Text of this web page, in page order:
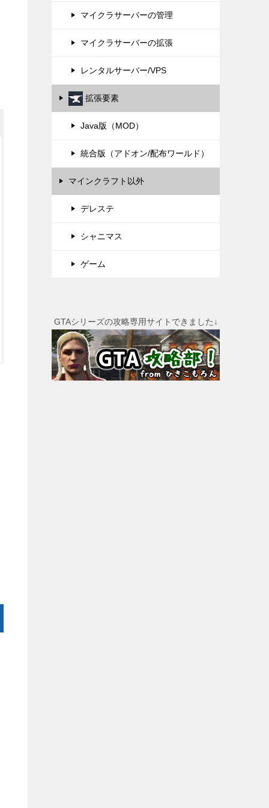
マイクラサーバーの管理
マイクラサーバーの拡張
レンタルサーバー/VPS
拡張要素
Java版（MOD）
統合版（アドオン/配布ワールド）
マインクラフト以外
デレステ
シャニマス
ゲーム
GTAシリーズの攻略専用サイトできました↓